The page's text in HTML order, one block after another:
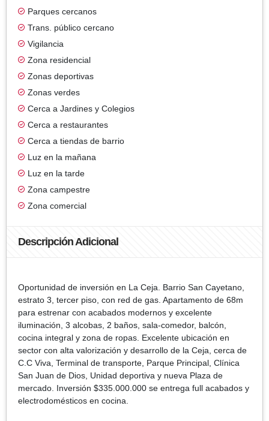
Parques cercanos
Trans. público cercano
Vigilancia
Zona residencial
Zonas deportivas
Zonas verdes
Cerca a Jardines y Colegios
Cerca a restaurantes
Cerca a tiendas de barrio
Luz en la mañana
Luz en la tarde
Zona campestre
Zona comercial
Descripción Adicional
Oportunidad de inversión en La Ceja. Barrio San Cayetano,
estrato 3, tercer piso, con red de gas. Apartamento de 68m
para estrenar con acabados modernos y excelente
iluminación, 3 alcobas, 2 baños, sala-comedor, balcón,
cocina integral y zona de ropas. Excelente ubicación en
sector con alta valorización y desarrollo de la Ceja, cerca de
C.C Viva, Terminal de transporte, Parque Principal, Clínica
San Juan de Dios, Unidad deportiva y nueva Plaza de
mercado. Inversión $335.000.000 se entrega full acabados y
electrodomésticos en cocina.